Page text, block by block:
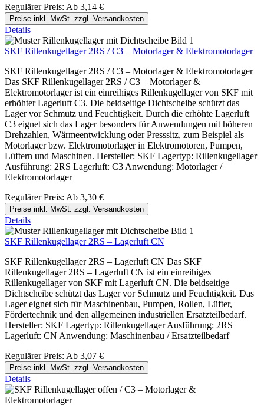
Regulärer Preis: Ab 3,14 €
Preise inkl. MwSt. zzgl. Versandkosten
Details
SKF Rillenkugellager 2RS / C3 – Motorlager & Elektromotorlager
SKF Rillenkugellager 2RS / C3 – Motorlager & Elektromotorlager
Das SKF Rillenkugellager 2RS / C3 – Motorlager &
Elektromotorlager ist ein einreihiges Rillenkugellager von SKF mit
erhöhter Lagerluft C3. Die beidseitige Dichtscheibe schützt das
Lager vor Schmutz und Feuchtigkeit. Durch die erhöhte Lagerluft
C3 eignet sich das Lager besonders für Anwendungen mit höheren
Drehzahlen, Wärmeentwicklung oder Presssitz, zum Beispiel als
Motorlager bzw. Elektromotorlager in Elektromotoren, Pumpen,
Lüftern und Maschinen. Hersteller: SKF Lagertyp: Rillenkugellager
Ausführung: 2RS Lagerluft: C3 Anwendung: Motorlager /
Elektromotorlager
Regulärer Preis: Ab 3,30 €
Preise inkl. MwSt. zzgl. Versandkosten
Details
SKF Rillenkugellager 2RS – Lagerluft CN
SKF Rillenkugellager 2RS – Lagerluft CN Das SKF
Rillenkugellager 2RS – Lagerluft CN ist ein einreihiges
Rillenkugellager von SKF mit Lagerluft CN. Die beidseitige
Dichtscheibe schützt das Lager vor Schmutz und Feuchtigkeit. Das
Lager eignet sich für Maschinenbau, Pumpen, Rollen, Lüfter,
Fördertechnik und den allgemeinen industriellen Ersatzteilbedarf.
Hersteller: SKF Lagertyp: Rillenkugellager Ausführung: 2RS
Lagerluft: CN Anwendung: Maschinenbau / Ersatzteilbedarf
Regulärer Preis: Ab 3,07 €
Preise inkl. MwSt. zzgl. Versandkosten
Details